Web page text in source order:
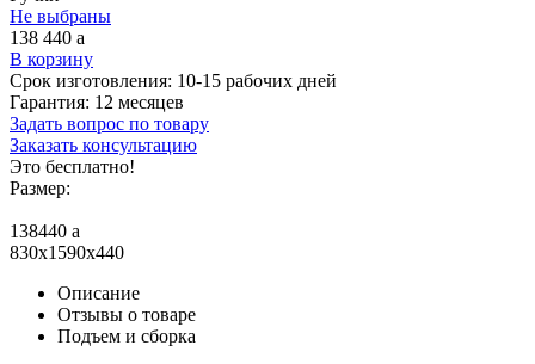
Не выбраны
138 440 a
В корзину
Срок изготовления: 10-15 рабочих дней
Гарантия: 12 месяцев
Задать вопрос по товару
Заказать консультацию
Это бесплатно!
Размер:
138440 a
830x1590x440
Описание
Отзывы о товаре
Подъем и сборка